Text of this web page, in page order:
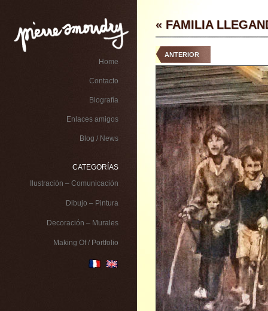
Home
Contacto
Biografía
Enlaces amigos
Blog / News
CATEGORÍAS
Ilustración – Comunicación
Dibujo – Pintura
Decoración – Murales
Making Of / Portfolio
« FAMILIA
ANTERIOR